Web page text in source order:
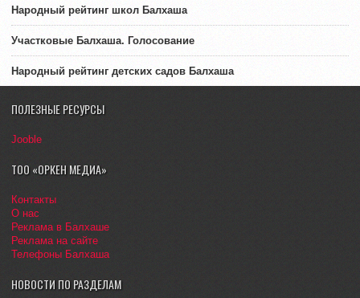
Народный рейтинг школ Балхаша
Участковые Балхаша. Голосование
Народный рейтинг детских садов Балхаша
ПОЛЕЗНЫЕ РЕСУРСЫ
Jooble
ТОО «ОРКЕН МЕДИА»
Контакты
О нас
Реклама в Балхаше
Реклама на сайте
Телефоны Балхаша
НОВОСТИ ПО РАЗДЕЛАМ